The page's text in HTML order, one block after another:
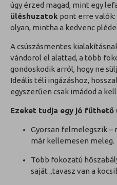
úgy érzed magad, mint egy
üléshuzatok pont erre valók:
olyan, mintha a kedvenc
A csúszásmentes
vándorol el alattad, a több
gondoskodik arról, hogy ne
Ideális téli ingázáshoz,
egyszerűen csak imádod a
Ezeket tudja egy jó fűthető
Gyorsan felmelegszik –
már kellemesen meleg.
Több fokozatú
saját „tavasz van a